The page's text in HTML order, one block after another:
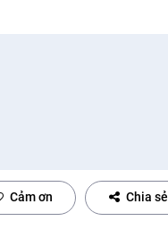
Cảm ơn Chia sẻ